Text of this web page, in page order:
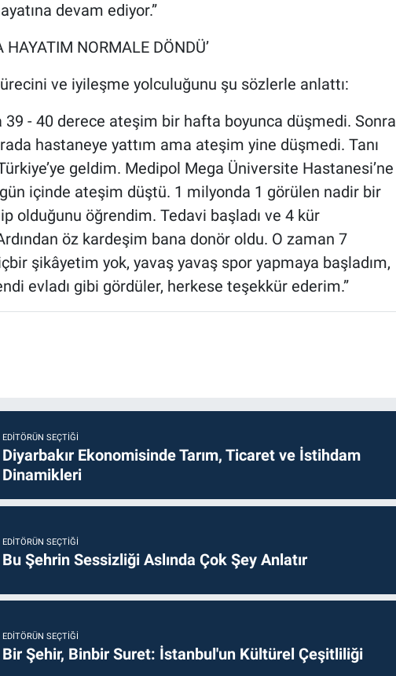
devam ediyor.”
HAYATIM NORMALE DÖNDÜ’
ve iyileşme yolculuğunu şu sözlerle anlattı:
39 - 40 derece ateşim bir hafta boyunca düşmedi. Sonra
hastaneye yattım ama ateşim yine düşmedi. Tanı
geldim. Medipol Mega Üniversite Hastanesi’ne
içinde ateşim düştü. 1 milyonda 1 görülen nadir bir
olduğunu öğrendim. Tedavi başladı ve 4 kür
öz kardeşim bana donör oldu. O zaman 7
şikâyetim yok, yavaş yavaş spor yapmaya başladım,
evladı gibi gördüler, herkese teşekkür ederim.”
EDITÖRÜN SEÇTIĞI
Diyarbakır Ekonomisinde Tarım, Ticaret ve İstihdam
Dinamikleri
EDITÖRÜN SEÇTIĞI
Bu Şehrin Sessizliği Aslında Çok Şey Anlatır
EDITÖRÜN SEÇTIĞI
Bir Şehir, Binbir Suret: İstanbul'un Kültürel Çeşitliliği